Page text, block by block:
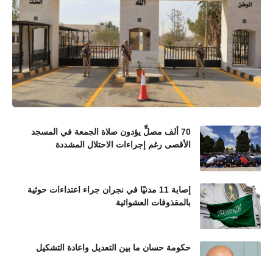
70 ألف مصلٍّ يؤدون صلاة الجمعة في المسجد
الأقصى رغم إجراءات الاحتلال المشددة
إصابة 11 مدنيًا في نجران جراء اعتداءات حوثية
بالمقذوفات العشوائية
حكومة حسان ما بين التعديل واعادة التشكيل